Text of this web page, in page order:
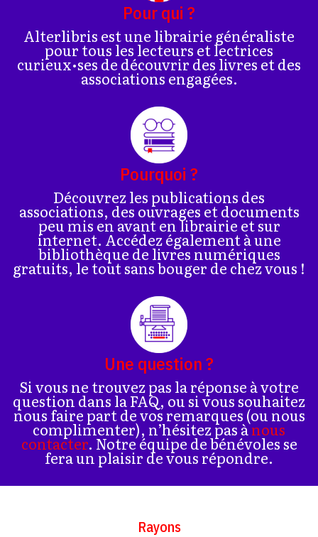
Pour qui ?
Alterlibris est une librairie généraliste
pour tous les lecteurs et lectrices
curieux•ses de découvrir des livres et des
associations engagées.
Pourquoi ?
Découvrez les publications des
associations, des ouvrages et documents
peu mis en avant en librairie et sur
internet. Accédez également à une
bibliothèque de livres numériques
gratuits, le tout sans bouger de chez vous !
Une question ?
Si vous ne trouvez pas la réponse à votre
question dans la FAQ, ou si vous souhaitez
nous faire part de vos remarques (ou nous
complimenter), n’hésitez pas ànous
contacter. Notre équipe de bénévoles se
fera un plaisir de vous répondre.
Rayons